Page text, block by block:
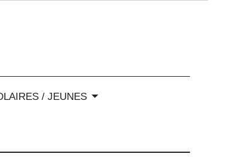
/ JEUNES